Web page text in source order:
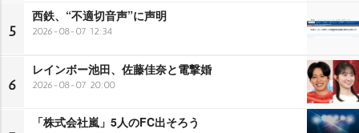
5
西鉄、“不適切音声”に声明
2026-08-07 12:34
6
レインボー池田、佐藤佳奈と電撃婚
2026-08-07 20:00
「株式会社嵐」5人のFC出そろう